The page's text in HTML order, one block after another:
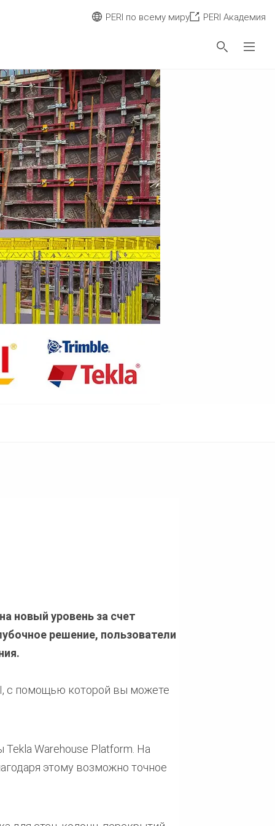
новый уровень за счет
решение, пользователи
с помощью которой вы можете
Warehouse Platform. На
этому возможно точное
PERI по всему миру PERI Академия